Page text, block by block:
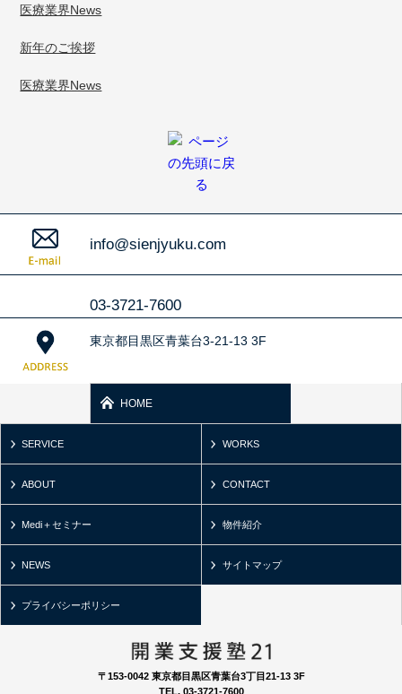
医療業界News
新年のご挨拶
医療業界News
info@sienjyuku.com
03-3721-7600
東京都目黒区青葉台3-21-13 3F
HOME
SERVICE WORKS
ABOUT CONTACT
Medi＋セミナー 物件紹介
NEWS サイトマップ
プライバシーポリシー
〒153-0042 東京都目黒区青葉台3丁目21-13 3F
TEL. 03-3721-7600